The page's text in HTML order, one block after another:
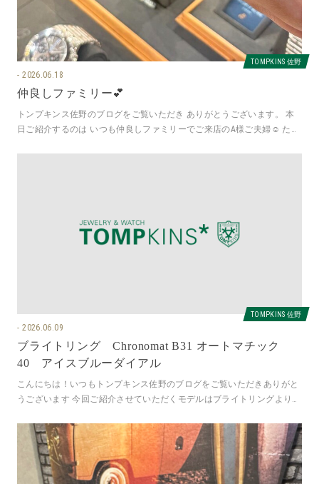
TOMPKINS 佐野
2026.06.18
仲良しファミリー💕
トンプキンス佐野のブログをご覧いただき ありがとうございます。 本
日ご紹介するのは いつも仲良しファミリーでご来店のA様ご夫婦☺ たく
TOMPKINS 佐野
2026.06.09
ブライトリング Chronomat B31 オートマチック
40 アイスブルーダイアル
こんにちは！いつもトンプキンス佐野のブログをご覧いただきありがと
うございます 今回ご紹介させていただくモデルはブライトリングより